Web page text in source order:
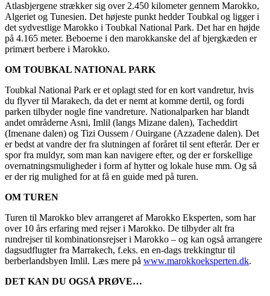
Atlasbjergene strækker sig over 2.450 kilometer gennem Marokko,
Algeriet og Tunesien. Det højeste punkt hedder Toubkal og ligger i
det sydvestlige Marokko i Toubkal National Park. Det har en højde
på 4.165 meter. Beboerne i den marokkanske del af bjergkæden er
primært berbere i Marokko.
OM TOUBKAL NATIONAL PARK
Toubkal National Park er et oplagt sted for en kort vandretur, hvis
du flyver til Marakech, da det er nemt at komme dertil, og fordi
parken tilbyder nogle fine vandreture. Nationalparken har blandt
andet områderne Asni, Imlil (langs Mizane dalen), Tacheddirt
(Imenane dalen) og Tizi Oussem / Ouirgane (Azzadene dalen). Det
er bedst at vandre der fra slutningen af foråret til sent efterår. Der er
spor fra muldyr, som man kan navigere efter, og der er forskellige
overnatningsmuligheder i form af hytter og lokale huse mm. Og så
er der rig mulighed for at få en guide med på turen.
OM TUREN
Turen til Marokko blev arrangeret af Marokko Eksperten, som har
over 10 års erfaring med rejser i Marokko. De tilbyder alt fra
rundrejser til kombinationsrejser i Marokko – og kan også arrangere
dagsudflugter fra Marrakech, f.eks. en en-dags trekkingtur til
berberlandsbyen Imlil. Læs mere på www.marokkoeksperten.dk.
DET KAN DU OGSÅ PRØVE…